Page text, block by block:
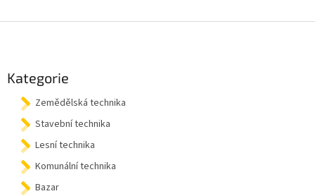
Kategorie
Zemědělská technika
Stavební technika
Lesní technika
Komunální technika
Bazar